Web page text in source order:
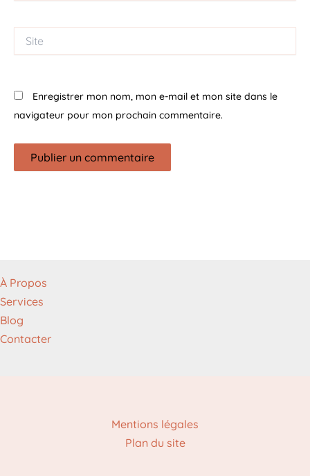
Enregistrer mon nom, mon e-mail et mon site dans le
navigateur pour mon prochain commentaire.
À Propos
Services
Blog
Contacter
Mentions légales
Plan du site